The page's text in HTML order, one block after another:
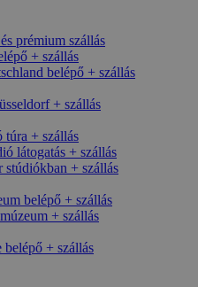
prémium szállás
+ szállás
belépő + szállás
+ szállás
+ szállás
látogatás + szállás
stúdiókban + szállás
belépő + szállás
+ szállás
+ szállás